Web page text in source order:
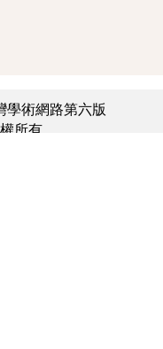
學術網路第六版
所有